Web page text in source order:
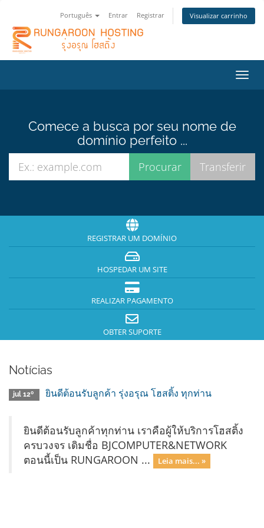
Português Entrar Registrar Visualizar carrinho
Comece a busca por seu nome de
domínio perfeito ...
REGISTRAR UM DOMÍNIO
HOSPEDAR UM SITE
REALIZAR PAGAMENTO
OBTER SUPORTE
Notícias
jul 12º ยินดีต้อนรับลูกค้า รุ่งอรุณ โฮสติ้ง ทุกท่าน
ยินดีต้อนรับลูกค้าทุกท่าน เราคือผู้ให้บริการโฮสติ้ง
ครบวงจร เดิมชื่อ BJCOMPUTER&NETWORK
ตอนนี้เป็น RUNGAROON ...
Leia mais... »